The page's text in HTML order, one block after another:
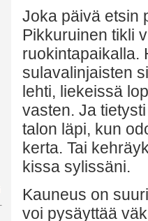
Joka päivä etsin
Pikkuruinen tikli
ruokintapaikalla.
sulavalinjaisten
lehti, liekeissä
vasten. Ja
talon läpi, kun
kerta. Tai
kissa sylissäni.
Kauneus on
voi pysäyttää